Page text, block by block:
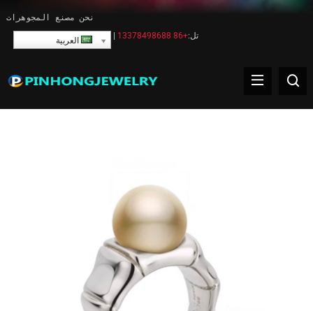
نحن مصنع المجوهرات
تل:+86 13378498688 العربية
خاتم اللؤلؤ للمجوهرات